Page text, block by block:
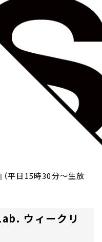
平日15時30分～生放
ウィークリ